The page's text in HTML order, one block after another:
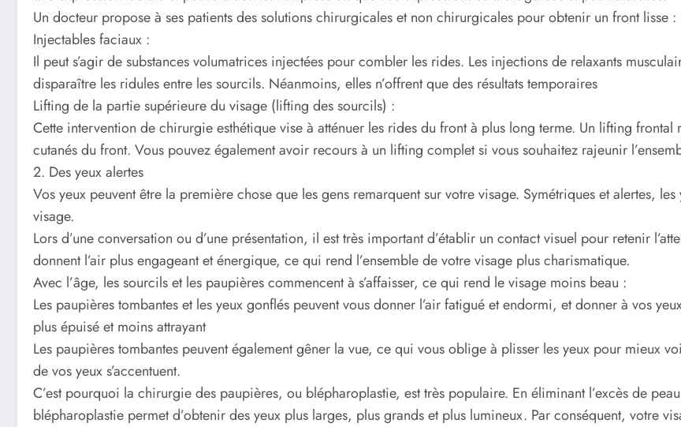
Un docteur propose à ses patients des solutions chirurgicales et non chirurgicales pour obtenir un front lisse :
Injectables faciaux :
Il peut s’agir de substances volumatrices injectées pour combler les rides. Les injections de relaxants
disparaître les ridules entre les sourcils. Néanmoins, elles n’offrent que des résultats temporaires
Lifting de la partie supérieure du visage (lifting des sourcils) :
Cette intervention de chirurgie esthétique vise à atténuer les rides du front à plus long terme. Un lifting
cutanés du front. Vous pouvez également avoir recours à un lifting complet si vous souhaitez rajeunir
2. Des yeux alertes
Vos yeux peuvent être la première chose que les gens remarquent sur votre visage. Symétriques et alertes,
visage.
Lors d’une conversation ou d’une présentation, il est très important d’établir un contact visuel pour retenir
donnent l’air plus engageant et énergique, ce qui rend l’ensemble de votre visage plus charismatique.
Avec l’âge, les sourcils et les paupières commencent à s’affaisser, ce qui rend le visage moins beau :
Les paupières tombantes et les yeux gonflés peuvent vous donner l’air fatigué et endormi, et donner à vos
plus épuisé et moins attrayant
Les paupières tombantes peuvent également gêner la vue, ce qui vous oblige à plisser les yeux pour mieux
de vos yeux s’accentuent.
C’est pourquoi la chirurgie des paupières, ou blépharoplastie, est très populaire. En éliminant l’excès de
blépharoplastie permet d’obtenir des yeux plus larges, plus grands et plus lumineux. Par conséquent, votre